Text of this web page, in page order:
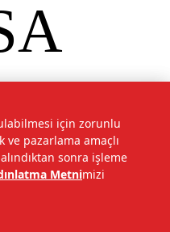
Tüm hakları saklıdır.